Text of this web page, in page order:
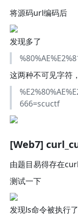
将源码url编码后
发现多了
这两种不可见字符
666=scuctf
[Web7]
由题目易得存在
测试一下
发现ls命令被执行了